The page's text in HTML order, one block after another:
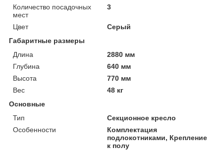
Количество посадочных
мест
3
Цвет
Серый
Габаритные размеры
Длина
2880 мм
Глубина
640 мм
Высота
770 мм
Вес
48 кг
Основные
Тип
Секционное кресло
Особенности
Комплектация
подлокотниками, Крепление
к полу